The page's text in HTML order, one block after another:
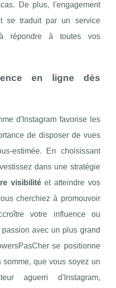
De plus, l'engagement
se traduit par un service
répondre à toutes vos
en ligne dès
d'Instagram favorise les
de disposer de vues
estimée. En choisissant
dans une stratégie
visibilitéet atteindre vos
cherchiez à promouvoir
votre influence ou
avec un plus grand
se positionne
que vous soyez un
aguerri d'Instagram,